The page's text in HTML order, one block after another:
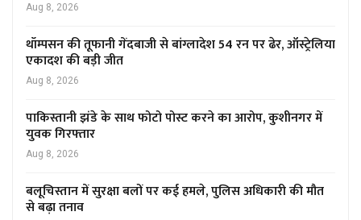
Aug 8, 2026
थॉम्पसन की तूफानी गेंदबाजी से बांग्लादेश 54 रन पर ढेर, ऑस्ट्रेलिया
एकादश की बड़ी जीत
Aug 8, 2026
पाकिस्तानी झंडे के साथ फोटो पोस्ट करने का आरोप, कुशीनगर में
युवक गिरफ्तार
Aug 8, 2026
बलूचिस्तान में सुरक्षा बलों पर कई हमले, पुलिस अधिकारी की मौत
से बढ़ा तनाव